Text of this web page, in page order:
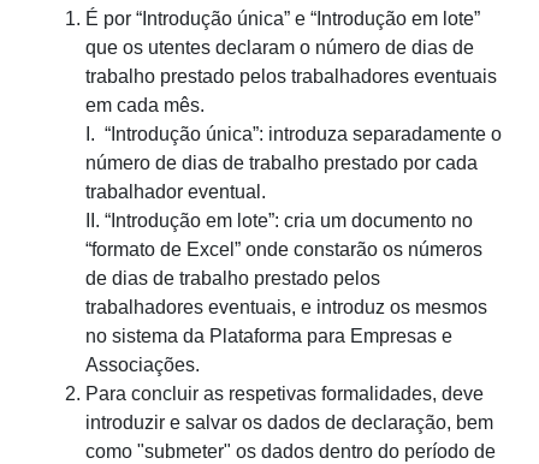
É por “Introdução única” e “Introdução em lote”
que os utentes declaram o número de dias de
trabalho prestado pelos trabalhadores eventuais
em cada mês.
I. “Introdução única”: introduza separadamente o
número de dias de trabalho prestado por cada
trabalhador eventual.
II. “Introdução em lote”: cria um documento no
“formato de Excel” onde constarão os números
de dias de trabalho prestado pelos
trabalhadores eventuais, e introduz os mesmos
no sistema da Plataforma para Empresas e
Associações.
Para concluir as respetivas formalidades, deve
introduzir e salvar os dados de declaração, bem
como "submeter" os dados dentro do período de